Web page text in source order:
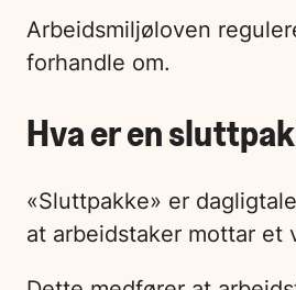
Arbeidsmiljøloven
forhandle om.
Hva er en
«Sluttpakke» er
at arbeidstaker mottar et